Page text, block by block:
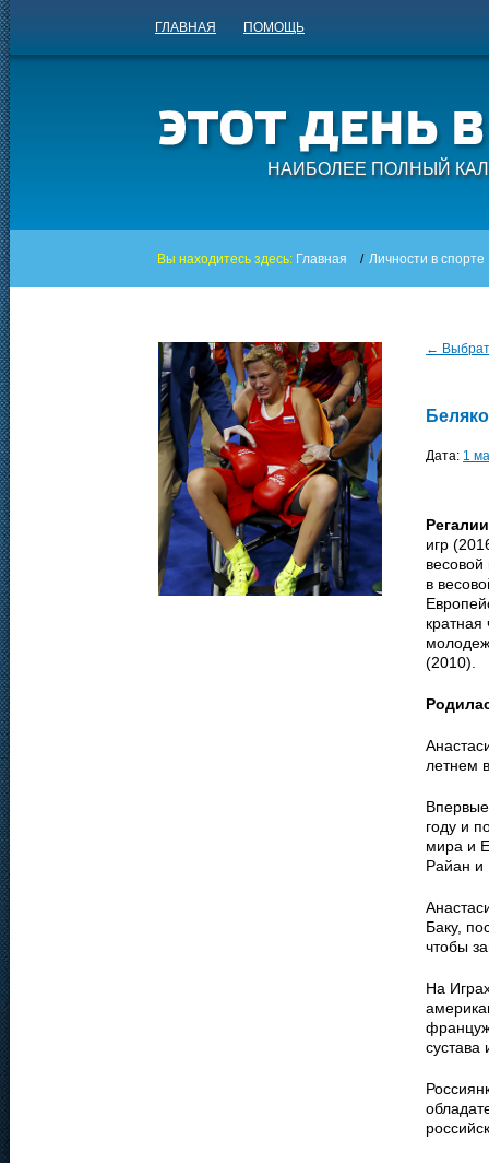
ГЛАВНАЯ ПОМОЩЬ
НАИБОЛЕЕ ПОЛНЫЙ
Вы находитесь здесь: Главная / Личности в спорте
←
Дата: 1
игр
в
(2010).
летнем
году и
мира и
Райан и
Баку,
чтобы
На
сустава